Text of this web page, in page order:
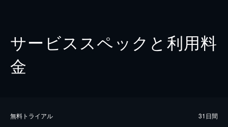
サービススペックと利用料
金
無料トライアル 31日間